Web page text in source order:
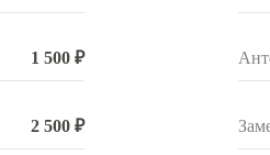
1 500 ₽
2 500 ₽